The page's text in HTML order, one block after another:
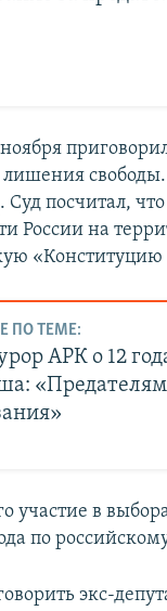
лишения
. Суд посчитал,
России на
ПО ТЕМЕ:
АРК о 12
«Предателям
участие в
по
экс-